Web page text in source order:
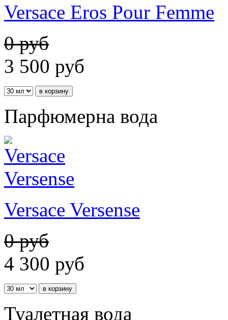
Versace Eros Pour Femme
0 руб
3 500 руб
Парфюмерна вода
Versace Versense
0 руб
4 300 руб
Туалетная вода